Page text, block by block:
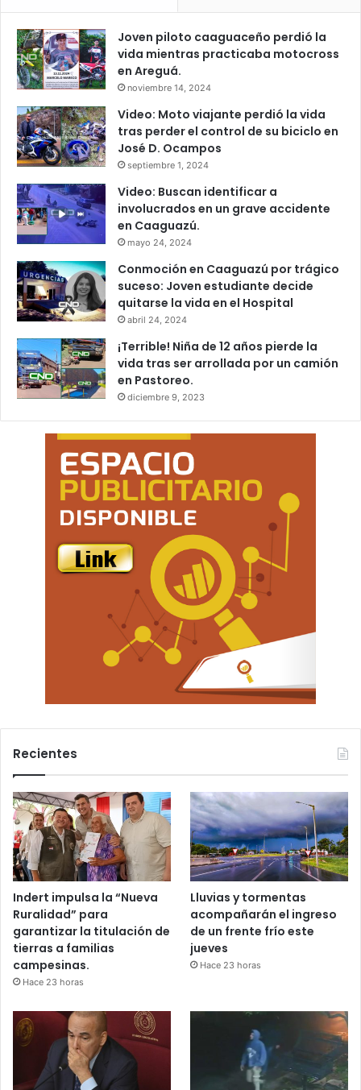
Joven piloto caaguaceño perdió la
vida mientras practicaba motocross
en Areguá.
noviembre 14, 2024
Video: Moto viajante perdió la vida
tras perder el control de su biciclo en
José D. Ocampos
septiembre 1, 2024
Video: Buscan identificar a
involucrados en un grave accidente
en Caaguazú.
mayo 24, 2024
Conmoción en Caaguazú por trágico
suceso: Joven estudiante decide
quitarse la vida en el Hospital
abril 24, 2024
¡Terrible! Niña de 12 años pierde la
vida tras ser arrollada por un camión
en Pastoreo.
diciembre 9, 2023
Recientes
Indert impulsa la “Nueva
Ruralidad” para
garantizar la titulación de
tierras a familias
campesinas.
Hace 23 horas
Lluvias y tormentas
acompañarán el ingreso
de un frente frío este
jueves
Hace 23 horas